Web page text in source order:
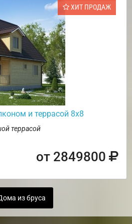
ХИТ ПРОДАЖ
и террасой 8х8
террасой
от 2849800
из бруса